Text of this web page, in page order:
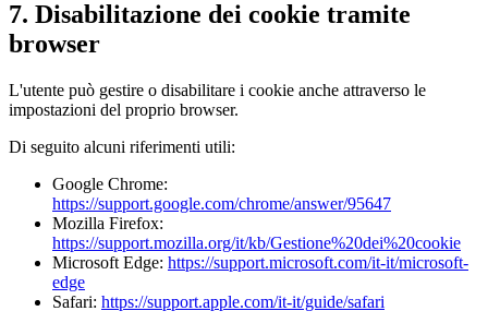
7. Disabilitazione dei cookie tramite
browser
L'utente può gestire o disabilitare i cookie anche attraverso le
impostazioni del proprio browser.
Di seguito alcuni riferimenti utili:
Google Chrome:
https://support.google.com/chrome/answer/95647
Mozilla Firefox:
https://support.mozilla.org/it/kb/Gestione%20dei%20cookie
Microsoft Edge: https://support.microsoft.com/it-it/microsoft-
edge
Safari: https://support.apple.com/it-it/guide/safari